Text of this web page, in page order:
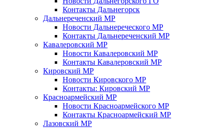
Контакты Дальнегорск
Дальнереченский МР
Новости Дальнереческого МР
Контакты Дальнереченский МР
Кавалеровский МР
Новости Кавалеровский МР
Контакты Кавалеровский МР
Кировский МР
Новости Кировского МР
Контакты: Кировский МР
Красноармейский МР
Новости Красноармейского МР
Контакты Красноармейский МР
Лазовский МР